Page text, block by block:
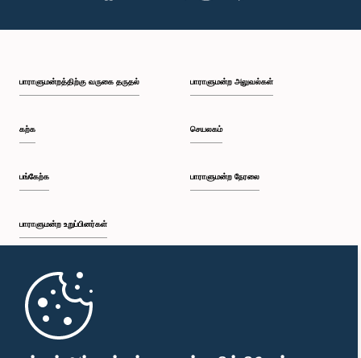
பாராளுமன்றத்திற்கு வருகை தருதல்
கற்க
பங்கேற்க
பாராளுமன்ற உறுப்பினர்கள்
முதற்பக்கம்
பாராளுமன்ற அலுவல்கள்
செயலகம்
பாராளுமன்ற நேரலை
பாராளுமன்ற கையடக்க செயலி